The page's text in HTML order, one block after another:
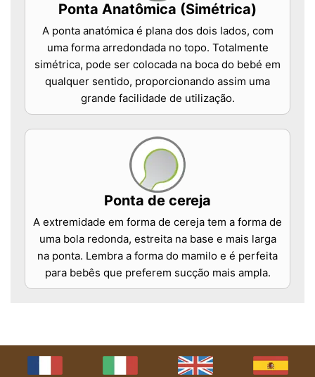
Ponta Anatômica (Simétrica)
A ponta anatómica é plana dos dois lados, com
uma forma arredondada no topo. Totalmente
simétrica, pode ser colocada na boca do bebé em
qualquer sentido, proporcionando assim uma
grande facilidade de utilização.
Ponta de cereja
A extremidade em forma de cereja tem a forma de
uma bola redonda, estreita na base e mais larga
na ponta. Lembra a forma do mamilo e é perfeita
para bebês que preferem sucção mais ampla.